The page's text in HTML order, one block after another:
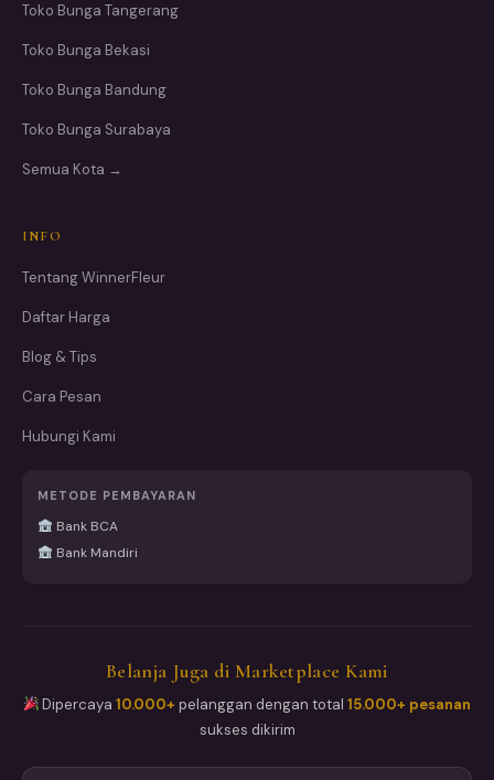
Toko Bunga Tangerang
Toko Bunga Bekasi
Toko Bunga Bandung
Toko Bunga Surabaya
Semua Kota →
INFO
Tentang WinnerFleur
Daftar Harga
Blog & Tips
Cara Pesan
Hubungi Kami
METODE PEMBAYARAN
Bank BCA
Bank Mandiri
Belanja Juga di Marketplace Kami
Dipercaya10.000+ pelanggan dengan total15.000+ pesanan
sukses dikirim